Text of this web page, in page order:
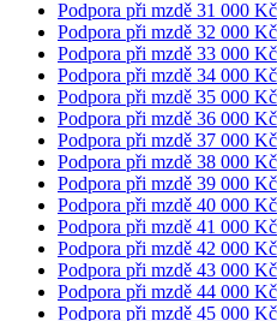
Podpora při mzdě 31 000 Kč
Podpora při mzdě 32 000 Kč
Podpora při mzdě 33 000 Kč
Podpora při mzdě 34 000 Kč
Podpora při mzdě 35 000 Kč
Podpora při mzdě 36 000 Kč
Podpora při mzdě 37 000 Kč
Podpora při mzdě 38 000 Kč
Podpora při mzdě 39 000 Kč
Podpora při mzdě 40 000 Kč
Podpora při mzdě 41 000 Kč
Podpora při mzdě 42 000 Kč
Podpora při mzdě 43 000 Kč
Podpora při mzdě 44 000 Kč
Podpora při mzdě 45 000 Kč